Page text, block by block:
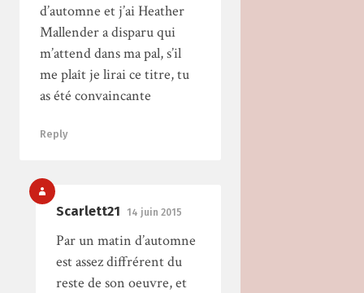
d’automne et j’ai Heather
Mallender a disparu qui
m’attend dans ma pal, s’il
me plaît je lirai ce titre, tu
as été convaincante
Reply
Scarlett21 14 juin 2015
Par un matin d’automne
est assez diffrérent du
reste de son oeuvre, et